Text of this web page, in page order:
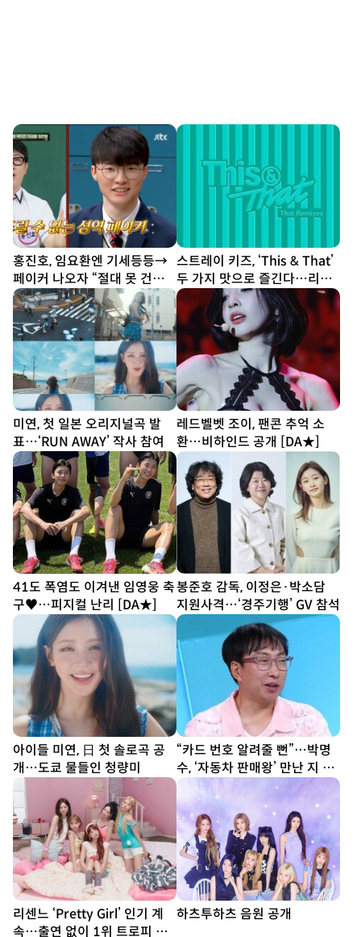
홍진호, 임요환엔 기세등등→
페이커 나오자 “절대 못 건드
려” (아형)
스트레이 키즈, ‘This & That’
두 가지 맛으로 즐긴다…리믹
스 싱글 발표
미연, 첫 일본 오리지널곡 발
표…‘RUN AWAY’ 작사 참여
레드벨벳 조이, 팬콘 추억 소
환…비하인드 공개 [DA★]
41도 폭염도 이겨낸 임영웅 축
구♥…피지컬 난리 [DA★]
봉준호 감독, 이정은·박소담
지원사격…‘경주기행’ GV 참석
아이들 미연, 日 첫 솔로곡 공
개…도쿄 물들인 청량미
“카드 번호 알려줄 뻔”…박명
수, ‘자동차 판매왕’ 만난 지 3
분 만에 홀렸다 (사당귀)
리센느 ‘Pretty Girl’ 인기 계
속…출연 없이 1위 트로피 획
하츠투하츠 음원 공개